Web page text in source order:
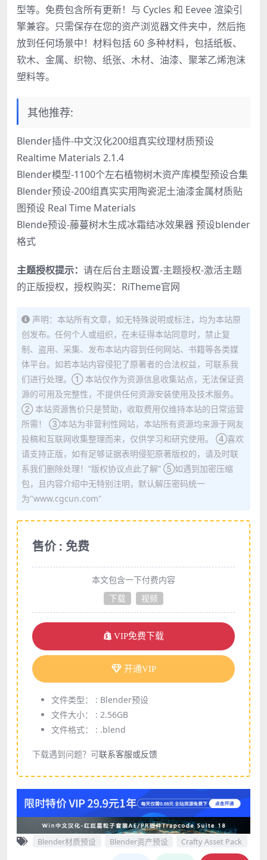
型等。免费包含所有更新！与 Cycles 和 Eevee 渲染引
擎兼容。只需保存在您的资产浏览器文件夹中，然后拖
放到任何场景中！材料包括 60 多种材料，包括纸板、
软木、金属、织物、纸张、木材、油漆、聚苯乙烯泡沫
塑料等。
其他推荐:
Blender插件-中文汉化200组真实纹理材质预设
Realtime Materials 2.1.4
Blender模型-1100个左右植物树木资产库模型预设合集
Blender预设-200组真实实用陶瓷泥土油漆金属材质贴
图预设 Real Time Materials
Blende预设-藤蔓树木生成冰霜结冰效果器 预设blender
格式
主题授权提示： 请在后台主题设置-主题授权-激活主题
的正版授权，授权购买： RiTheme官网
声明：本站所有文章，如无特殊说明或标注，均为本站原
创发布。任何个人或组织，在未征得本站同意时，禁止复
制、盗用、采集、发布本站内容到任何网站、书籍等各类媒
体平台。如若本站内容侵犯了原著者的合法权益，可联系我
们进行处理。① 本站仅作为资源信息收集站点，无法保证资
源的可用及完整性，不提供任何资源安装使用及技术服务。
② 本站资源售价只是赞助，收取费用仅维持本站的日常运营
所需！ ③本站为非营利性网站，本站所有资源均来源于网友
投稿和互联网收集整理而来，仅供学习和研究使用。 ④喜欢
请支持正版，如有足够证据表明侵犯原著版权的，请及时联
系我们删除处理！“版权协议点此了解” ⑤如遇到加密压缩
包，且内容介绍中无特别注明，默认解压密码统一
为"www.cgcun.com"
售价 : 免费
本文包含一下付费内容
下载
视频
VIP免费下载
开通VIP
文件类型： : Blender预设
文件大小： : 2.56GB
文件格式： : .blend
下载遇到问题？可联系客服或反馈
Blender材质预设 Blender资产预设 Crafty Asset Pack